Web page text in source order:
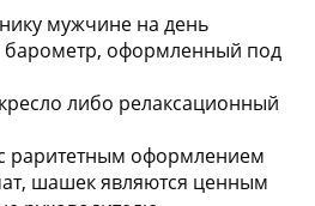
мужчине на день
оформленный под
либо релаксационный
раритетным оформлением
шашек являются ценным